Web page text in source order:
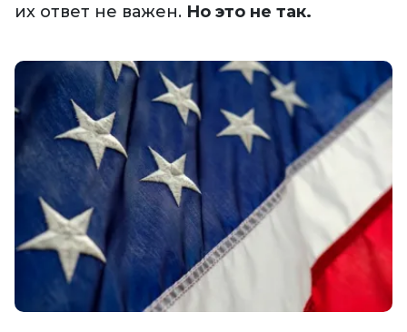
их ответ не важен. Но это не так.